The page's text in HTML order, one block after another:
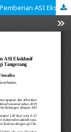
Hubungan Faktor Karakteristik Ibu terhadap Pemberian ASI Eksklusif pada Bayi Usia 6-12 Bulan di Puskesmas Tanah Tinggi Tangerang